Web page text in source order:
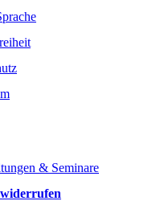
& Seminare